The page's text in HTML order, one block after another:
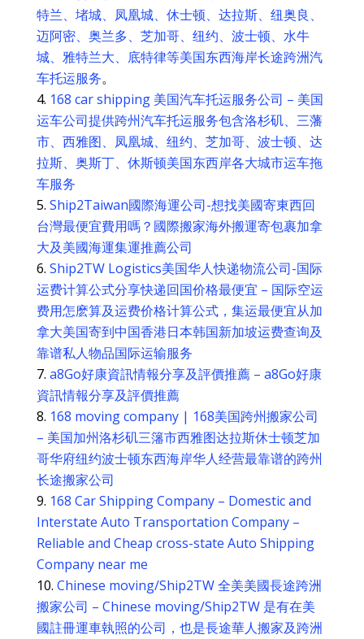
特兰、堵城、凤凰城、休士顿、达拉斯、纽奥良、
迈阿密、奥兰多、芝加哥、纽约、波士顿、水牛
城、雅特兰大、底特律等美国东西海岸长途跨洲汽
车托运服务。
168 car shipping 美国汽车托运服务公司 – 美国
运车公司提供跨州汽车托运服务包含洛杉矶、三藩
市、西雅图、凤凰城、纽约、芝加哥、波士顿、达
拉斯、奥斯丁、休斯顿美国东西岸各大城市运车拖
车服务
Ship2Taiwan國際海運公司-想找美國寄東西回
台灣最便宜費用嗎？國際搬家海外搬運寄包裹加拿
大及美國海運集運推薦公司
Ship2TW Logistics美国华人快递物流公司-国际
运费计算公式分享快递回国价格最便宜 – 国际空运
费用怎麽算及运费价格计算公式，集运最便宜从加
拿大美国寄到中国香港日本韩国新加坡运费查询及
靠谱私人物品国际运输服务
a8Go好康資訊情報分享及評價推薦 – a8Go好康
資訊情報分享及評價推薦
168 moving company | 168美国跨州搬家公司
– 美国加州洛杉矶三籓市西雅图达拉斯休士顿芝加
哥华府纽约波士顿东西海岸华人经营最靠谱的跨州
长途搬家公司
168 Car Shipping Company – Domestic and
Interstate Auto Transportation Company –
Reliable and Cheap cross-state Auto Shipping
Company near me
Chinese moving/Ship2TW 全美美國長途跨洲
搬家公司 – Chinese moving/Ship2TW 是有在美
國註冊運車執照的公司，也是長途華人搬家及跨洲